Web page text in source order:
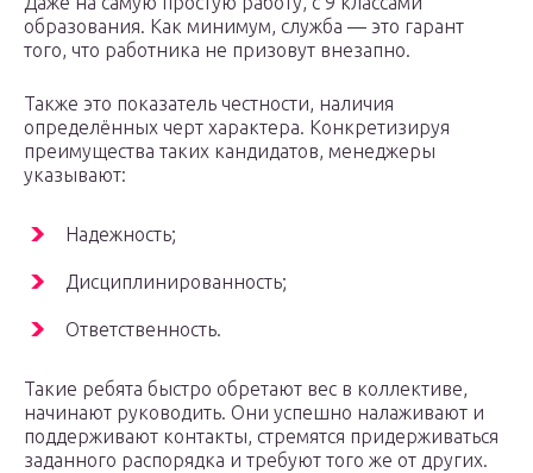
образования. Как минимум, служба — это гарант
того, что работника не призовут внезапно.
Также это показатель честности, наличия
определённых черт характера. Конкретизируя
преимущества таких кандидатов, менеджеры
указывают:
Надежность;
Дисциплинированность;
Ответственность.
Такие ребята быстро обретают вес в коллективе,
начинают руководить. Они успешно налаживают и
поддерживают контакты, стремятся придерживаться
заданного распорядка и требуют того же от других.